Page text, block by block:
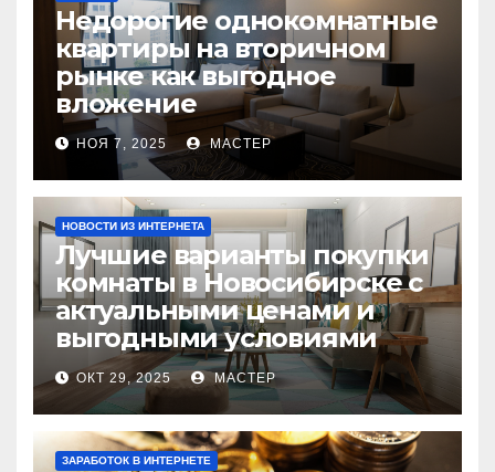
Недорогие однокомнатные
квартиры на вторичном
рынке как выгодное
вложение
НОЯ 7, 2025 МАСТЕР
НОВОСТИ ИЗ ИНТЕРНЕТА
Лучшие варианты покупки
комнаты в Новосибирске с
актуальными ценами и
выгодными условиями
ОКТ 29, 2025 МАСТЕР
ЗАРАБОТОК В ИНТЕРНЕТЕ